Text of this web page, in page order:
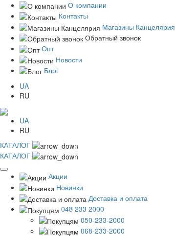
О компании
Контакты
Магазины Канцелярия
Обратный звонок
Опт
Новости
Блог
UA
RU
UA
RU
КАТАЛОГ
КАТАЛОГ
Акции
Новинки
Доставка и оплата
048 233 2000
050-233-2000
068-233-2000